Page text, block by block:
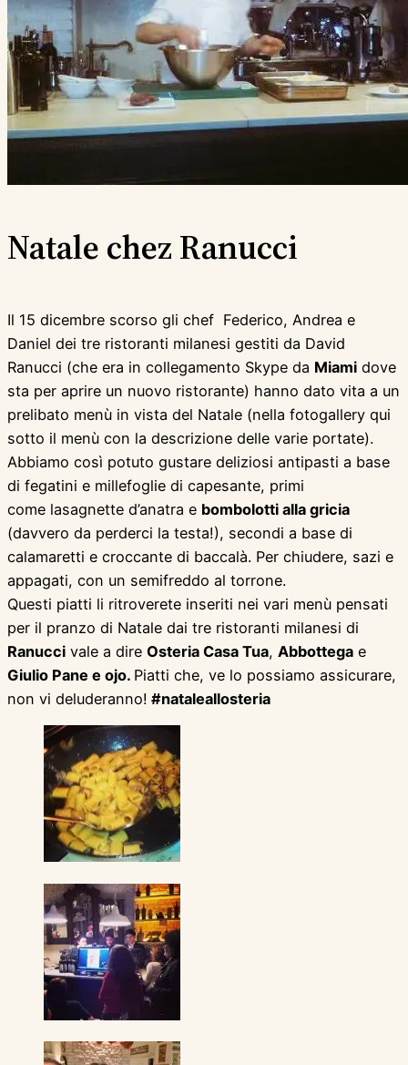
Natale chez Ranucci
Il 15 dicembre scorso gli chef Federico, Andrea e
Daniel dei tre ristoranti milanesi gestiti da David
Ranucci (che era in collegamento Skype da Miami dove
sta per aprire un nuovo ristorante) hanno dato vita a un
prelibato menù in vista del Natale (nella fotogallery qui
sotto il menù con la descrizione delle varie portate).
Abbiamo così potuto gustare deliziosi antipasti a base
di fegatini e millefoglie di capesante, primi
come lasagnette d’anatra e bombolotti alla gricia
(davvero da perderci la testa!), secondi a base di
calamaretti e croccante di baccalà. Per chiudere, sazi e
appagati, con un semifreddo al torrone.
Questi piatti li ritroverete inseriti nei vari menù pensati
per il pranzo di Natale dai tre ristoranti milanesi di
Ranucci vale a dire Osteria Casa Tua, Abbottega e
Giulio Pane e ojo. Piatti che, ve lo possiamo assicurare,
non vi deluderanno! #nataleallosteria